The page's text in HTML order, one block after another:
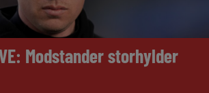
Modstander storhylder